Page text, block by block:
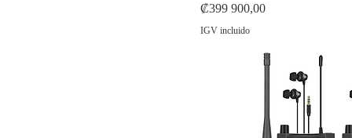
Precio
₡399 900,00
IGV incluido